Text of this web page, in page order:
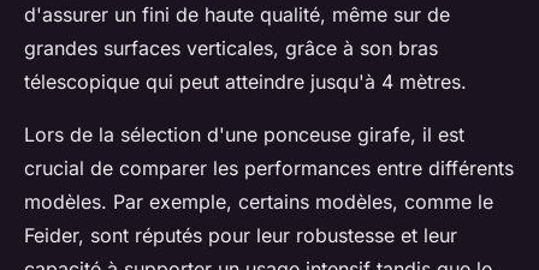
d'assurer un fini de haute qualité, même sur de
grandes surfaces verticales, grâce à son bras
télescopique qui peut atteindre jusqu'à 4 mètres.
Lors de la sélection d'une ponceuse girafe, il est
crucial de comparer les performances entre différents
modèles. Par exemple, certains modèles, comme le
Feider, sont réputés pour leur robustesse et leur